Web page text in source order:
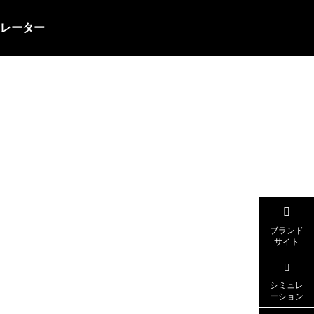
ーター
ブランド
サイト
シミュレ
ーション